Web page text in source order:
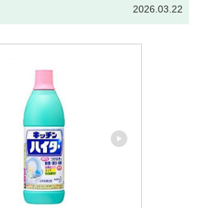
素酸ナトリウムを主成分とする「キッチンブリーチ（キッ
チンハイター）」について、製品の特徴やタイプの違いな
2026.03.22